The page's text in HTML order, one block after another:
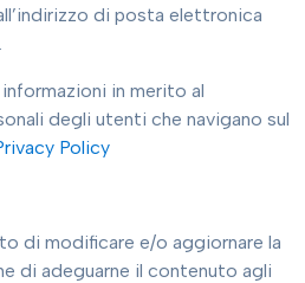
di posta elettronica
in merito al
degli utenti che navigano sul
Policy
di modificare e/o aggiornare la
di adeguarne il contenuto agli